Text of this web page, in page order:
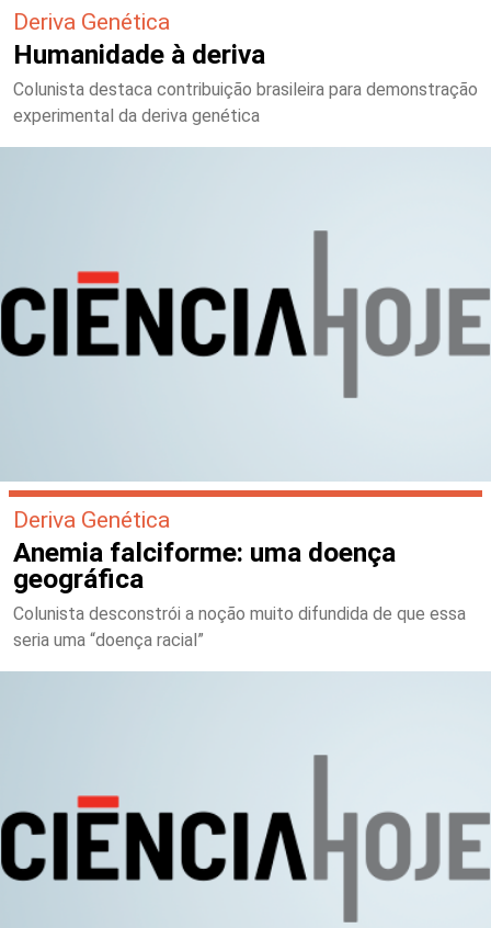
Deriva Genética
Humanidade à deriva
Colunista destaca contribuição brasileira para demonstração
experimental da deriva genética
Deriva Genética
Anemia falciforme: uma doença
geográfica
Colunista desconstrói a noção muito difundida de que essa
seria uma “doença racial”